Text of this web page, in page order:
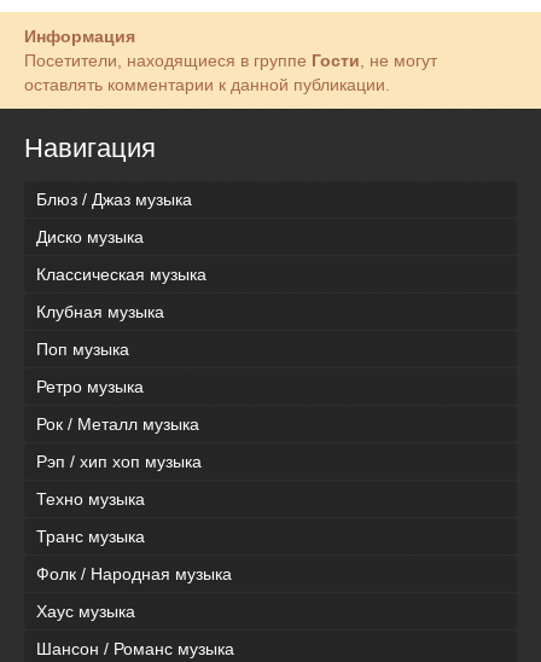
Информация
Посетители, находящиеся в группе Гости, не могут
оставлять комментарии к данной публикации.
Навигация
Блюз / Джаз музыка
Диско музыка
Классическая музыка
Клубная музыка
Поп музыка
Ретро музыка
Рок / Металл музыка
Рэп / хип хоп музыка
Техно музыка
Транс музыка
Фолк / Народная музыка
Хаус музыка
Шансон / Романс музыка